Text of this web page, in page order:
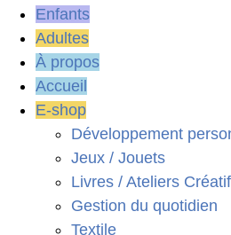
Enfants
Adultes
À propos
Accueil
E-shop
Développement
Jeux / Jouets
Livres / Ateliers
Gestion du quotidien
Textile